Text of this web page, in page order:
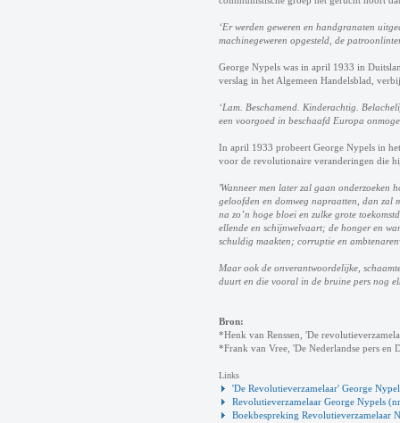
‘Er werden geweren en handgranaten
machinegeweren opgesteld, de
George Nypels was in april 1933 in
verslag in het Algemeen Handelsblad,
‘Lam. Beschamend. Kinderachtig.
een voorgoed in beschaafd Europa
In april 1933 probeert George Nypels in
voor de revolutionaire veranderingen die
'Wanneer men later zal gaan onderzoeken
geloofden en domweg napraatten, dan zal
na zo’n hoge bloei en zulke grote
ellende en schijnwelvaart; de honger en
schuldig maakten; corruptie en
Maar ook de onverantwoordelijke,
duurt en die vooral in de bruine pers nog
Bron:
*Henk van Renssen, 'De
*Frank van Vree, 'De Nederlandse pers
Links
'De Revolutieverzamelaar' George
Revolutieverzamelaar George Nypels
Boekbespreking Revolutieverzamelaar